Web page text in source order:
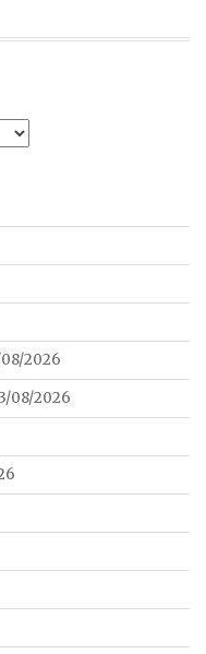
2026
08/2026